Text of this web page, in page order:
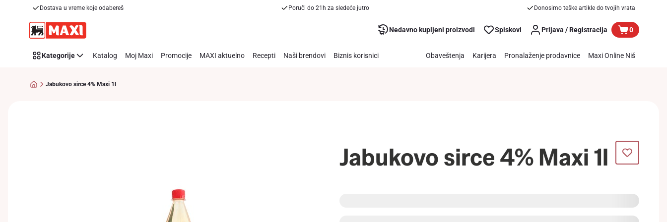
Dostava u vreme koje odabereš Poruči do 21h za sledeće jutro Donosimo teške artikle do tvojih vrata
Nedavno kupljeni proizvodi Spiskovi Prijava / Registracija 0
Kategorije Katalog Moj Maxi Promocije MAXI aktuelno Recepti Naši brendovi Biznis korisnici Obaveštenja Karijera Pronalaženje prodavnice Maxi Online Niš
Jabukovo sirce 4% Maxi 1l
Jabukovo sirce 4% Maxi 1l